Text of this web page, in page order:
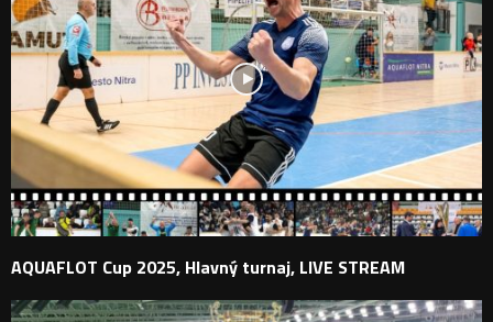
AQUAFLOT Cup 2025, Hlavný turnaj, LIVE STREAM